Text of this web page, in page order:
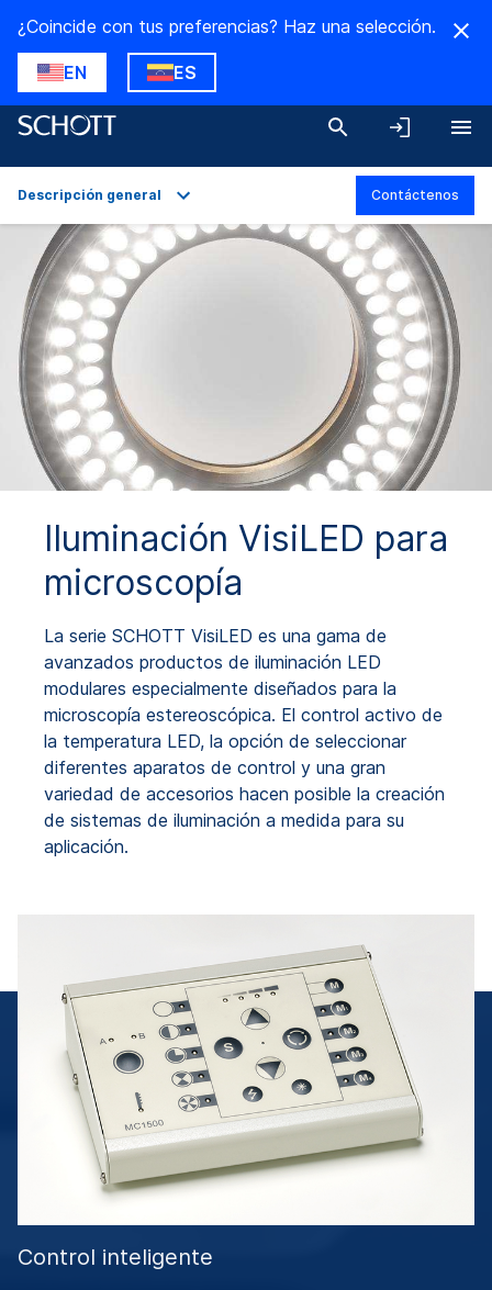
¿Coincide con tus preferencias? Haz una selección.
EN ES
Descripción general
Aplicaciones
Datos técnicos
Variantes del producto
Descargas
Descripción general Contáctenos
Iluminación VisiLED para
microscopía
La serie SCHOTT VisiLED es una gama de
avanzados productos de iluminación LED
modulares especialmente diseñados para la
microscopía estereoscópica. El control activo de
la temperatura LED, la opción de seleccionar
diferentes aparatos de control y una gran
variedad de accesorios hacen posible la creación
de sistemas de iluminación a medida para su
aplicación.
Control inteligente